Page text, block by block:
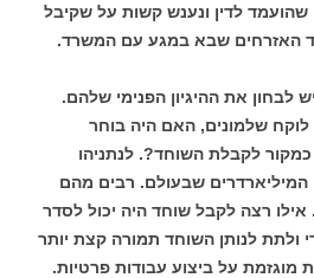
לדין ונענש קשות על שקיבל
האזרחים שבא במגע עם המשרד.
את ההיגיון הפנימי שלהם.
לוקח שלמונים, האם היה בוחר
כמקור לקבלת השוחד?. לנתניהו
שבעולם. רבים מהם
אילו רצה לקבל שוחד היה יכול לסדר
ולתת לנותן השוחד תמורה קצת יותר
מוגזמת על ביצוע עבודות פרטיות.